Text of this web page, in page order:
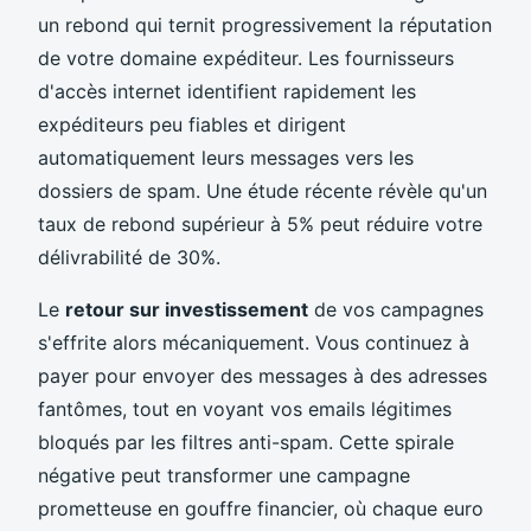
un rebond qui ternit progressivement la réputation
de votre domaine expéditeur. Les fournisseurs
d'accès internet identifient rapidement les
expéditeurs peu fiables et dirigent
automatiquement leurs messages vers les
dossiers de spam. Une étude récente révèle qu'un
taux de rebond supérieur à 5% peut réduire votre
délivrabilité de 30%.
Le retour sur investissement de vos campagnes
s'effrite alors mécaniquement. Vous continuez à
payer pour envoyer des messages à des adresses
fantômes, tout en voyant vos emails légitimes
bloqués par les filtres anti-spam. Cette spirale
négative peut transformer une campagne
prometteuse en gouffre financier, où chaque euro